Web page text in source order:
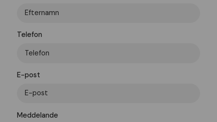
Telefon
E-post
Meddelande